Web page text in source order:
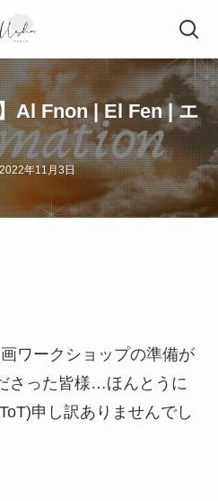
Al Fnon | El Fen | エ
年11月3日
ワークショップの準備が
さった皆様…ほんとうに
申し訳ありませんでし